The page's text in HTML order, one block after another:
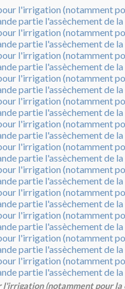
(notamment pour la